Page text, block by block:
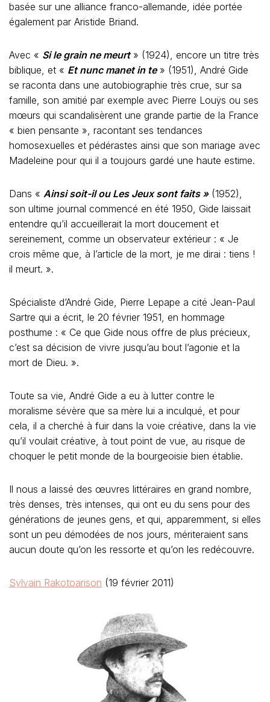
basée sur une alliance franco-allemande, idée portée
également par Aristide Briand.
Avec « Si le grain ne meurt» (1924), encore un titre très
biblique, et « Et nunc manet in te» (1951), André Gide
se raconta dans une autobiographie très crue, sur sa
famille, son amitié par exemple avec Pierre Louÿs ou ses
mœurs qui scandalisèrent une grande partie de la France
« bien pensante », racontant ses tendances
homosexuelles et pédérastes ainsi que son mariage avec
Madeleine pour qui il a toujours gardé une haute estime.
Dans « Ainsi soit-il ou Les Jeux sont faits »(1952),
son ultime journal commencé en été 1950, Gide laissait
entendre qu’il accueillerait la mort doucement et
sereinement, comme un observateur extérieur : « Je
crois même que, à l’article de la mort, je me dirai : tiens !
il meurt. ».
Spécialiste d’André Gide, Pierre Lepape a cité Jean-Paul
Sartre qui a écrit, le 20 février 1951, en hommage
posthume : « Ce que Gide nous offre de plus précieux,
c’est sa décision de vivre jusqu’au bout l’agonie et la
mort de Dieu. ».
Toute sa vie, André Gide a eu à lutter contre le
moralisme sévère que sa mère lui a inculqué, et pour
cela, il a cherché à fuir dans la voie créative, dans la vie
qu’il voulait créative, à tout point de vue, au risque de
choquer le petit monde de la bourgeoisie bien établie.
Il nous a laissé des œuvres littéraires en grand nombre,
très denses, très intenses, qui ont eu du sens pour des
générations de jeunes gens, et qui, apparemment, si elles
sont un peu démodées de nos jours, mériteraient sans
aucun doute qu’on les ressorte et qu’on les redécouvre.
Sylvain Rakotoarison (19 février 2011)